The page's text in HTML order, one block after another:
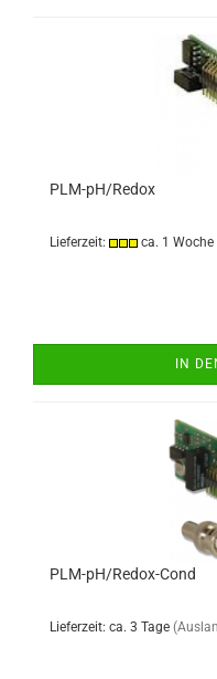
PLM-pH/Redox
Lieferzeit: ca. 1 Woche
IN
PLM-pH/Redox-Cond
Lieferzeit: ca. 3 Tage